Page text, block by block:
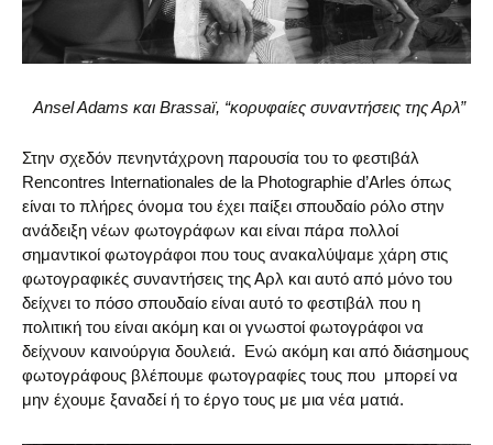
Ansel Adams και Brassaï, “κορυφαίες συναντήσεις της Αρλ”
Στην σχεδόν πενηντάχρονη παρουσία του το φεστιβάλ
Rencontres Internationales de la Photographie d’Arles όπως
είναι το πλήρες όνομα του έχει παίξει σπουδαίο ρόλο στην
ανάδειξη νέων φωτογράφων και είναι πάρα πολλοί
σημαντικοί φωτογράφοι που τους ανακαλύψαμε χάρη στις
φωτογραφικές συναντήσεις της Αρλ και αυτό από μόνο του
δείχνει το πόσο σπουδαίο είναι αυτό το φεστιβάλ που η
πολιτική του είναι ακόμη και οι γνωστοί φωτογράφοι να
δείχνουν καινούργια δουλειά. Ενώ ακόμη και από διάσημους
φωτογράφους βλέπουμε φωτογραφίες τους που μπορεί να
μην έχουμε ξαναδεί ή το έργο τους με μια νέα ματιά.